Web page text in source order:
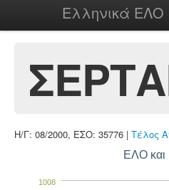
Ελληνικά ΕΛΟ
Η/Γ: 08/2000, ΕΣΟ: 35776 | Τέλος
ΕΛΟ
1008